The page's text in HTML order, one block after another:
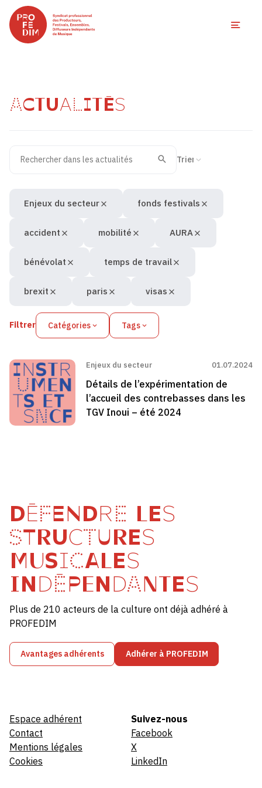
ACTUALITÉS
Recherche
Valider
Filtrer Catégories Tags
Enjeux du secteur fonds festivals
accident mobilité AURA
bénévolat temps de travail
brexit paris visas
Enjeux du secteur 01.07.2024
Détails de l’expérimentation de
l’accueil des contrebasses dans les
TGV Inoui – été 2024
DÉFENDRE LES
STRUCTURES
MUSICALES
INDÉPENDANTES
Plus de 210 acteurs de la culture ont déjà adhéré à
PROFEDIM
Avantages adhérents Adhérer à PROFEDIM
Espace adhérent
Contact
Mentions légales
Cookies
Suivez-nous
Facebook
X
LinkedIn